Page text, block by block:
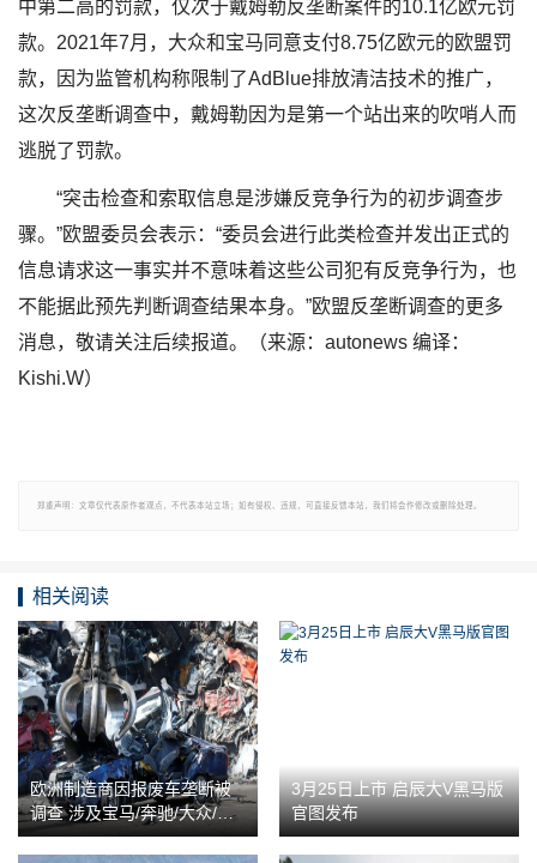
中第二高的罚款，仅次于戴姆勒反垄断案件的10.1亿欧元罚
款。2021年7月，大众和宝马同意支付8.75亿欧元的欧盟罚
款，因为监管机构称限制了AdBlue排放清洁技术的推广，
这次反垄断调查中，戴姆勒因为是第一个站出来的吹哨人而
逃脱了罚款。
“突击检查和索取信息是涉嫌反竞争行为的初步调查步
骤。”欧盟委员会表示：“委员会进行此类检查并发出正式的
信息请求这一事实并不意味着这些公司犯有反竞争行为，也
不能据此预先判断调查结果本身。”欧盟反垄断调查的更多
消息，敬请关注后续报道。（来源：autonews 编译：
Kishi.W）
郑重声明：文章仅代表原作者观点，不代表本站立场；如有侵权、违规，可直接反馈本站，我们将会作修改或删除处理。
相关阅读
欧洲制造商因报废车垄断被
调查 涉及宝马/奔驰/大众/雷
诺/欧宝/福特
3月25日上市 启辰大V黑马版
官图发布